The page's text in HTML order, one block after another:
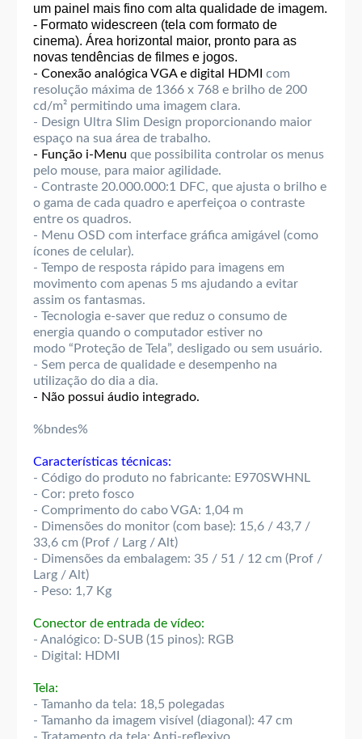
um painel mais fino com alta qualidade de imagem.
- Formato widescreen (tela com formato de
cinema). Área horizontal maior, pronto para as
novas tendências de filmes e jogos.
- Conexão analógica VGA e digital HDMI
com
resolução máxima de 1366 x 768 e brilho de 200
cd/m² permitindo uma imagem clara.
- Design Ultra Slim Design proporcionando maior
espaço na sua área de trabalho.
- Função i-Menu que possibilita controlar os menus
pelo mouse, para maior agilidade.
- Contraste 20.000.000:1 DFC, que ajusta o brilho e
o gama de cada quadro e aperfeiçoa o contraste
entre os quadros.
- Menu OSD com interface gráfica amigável (como
ícones de celular).
- Tempo de resposta rápido para imagens em
movimento com apenas 5 ms ajudando a evitar
assim os fantasmas.
- Tecnologia e-saver que reduz o consumo de
energia quando o computador estiver no
modo “Proteção de Tela”, desligado ou sem usuário.
- Sem perca de qualidade e desempenho na
utilização do dia a dia.
- Não possui áudio integrado.
%bndes%
Características técnicas:
- Código do produto no fabricante: E970SWHNL
- Cor: preto fosco
- Comprimento do cabo VGA: 1,04 m
- Dimensões do monitor (com base): 15,6 / 43,7 /
33,6 cm (Prof / Larg / Alt)
- Dimensões da embalagem: 35 / 51 / 12 cm (Prof /
Larg / Alt)
- Peso: 1,7 Kg
Conector de entrada de vídeo:
- Analógico: D-SUB (15 pinos): RGB
- Digital: HDMI
Tela:
- Tamanho da tela: 18,5 polegadas
- Tamanho da imagem visível (diagonal): 47 cm